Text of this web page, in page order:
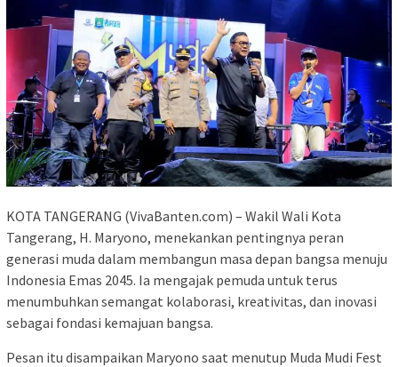
KOTA TANGERANG (VivaBanten.com) – Wakil Wali Kota
Tangerang, H. Maryono, menekankan pentingnya peran
generasi muda dalam membangun masa depan bangsa menuju
Indonesia Emas 2045. Ia mengajak pemuda untuk terus
menumbuhkan semangat kolaborasi, kreativitas, dan inovasi
sebagai fondasi kemajuan bangsa.
Pesan itu disampaikan Maryono saat menutup Muda Mudi Fest